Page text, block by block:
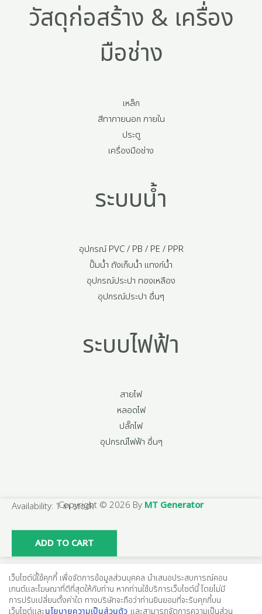
วัสดุก่อสร้าง & เครื่อง
มือช่าง
เหล็ก
สีทาภายนอก ภายใน
ประตู
เครื่องมือช่าง
ระบบน้ำ
อุปกรณ์ PVC / PB / PE / PPR
ปั๊มน้ำ ถังเก็บน้ำ แทงก์น้ำ
อุปกรณ์ประปา ทองเหลือง
อุปกรณ์ประปา อื่นๆ
ระบบไฟฟ้า
สายไฟ
หลอดไฟ
ปลั๊กไฟ
อุปกรณ์ไฟฟ้า อื่นๆ
Copyright © 2026 By MT Generator
เว็บไซต์นี้ใช้คุกกี้ เพื่อจัดการข้อมูลส่วนบุคคล นำเสนอประสบการณ์คอน
เทนต์และโฆษณาที่ดีที่สุดให้กับท่าน หากท่านใช้บริการเว็บไซต์นี้ โดยไม่มี
การปรับเปลี่ยนตั้งค่าใด ทางบริษัทจะถือว่าท่านยินยอมที่จะรับคุกกี้บน
เว็บไซต์และนโยบายความเป็นส่วนตัว และสามารถจัดการความเป็นส่วน
Availability: 1 in stock
เหล็ก
SR24
25
mm
ADD TO CART